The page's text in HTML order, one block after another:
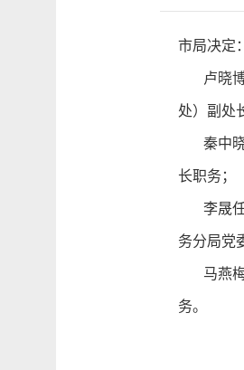
市局决定：
卢晓博
处）副处
秦中晓
长职务；
李晟任
务分局党
马燕梅
务。